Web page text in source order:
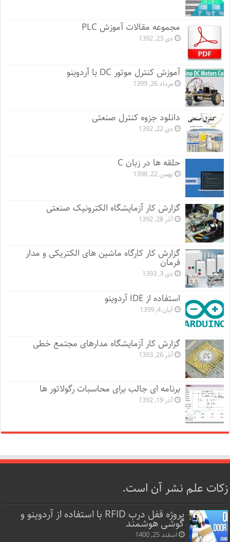
مجموعه مقالات آموزش PLC
دی 23, 1392
آموزش کنترل موتور DC با آردوینو
مرداد 26, 1399
دانلود جزوه کنترل صنعتی
دی 22, 1392
حلقه ها در زبان C
بهمن 22, 1398
گزارش کار آزمایشگاه الکترونیک صنعتی
آذر 28, 1392
گزارش کار کارگاه ماشین های الکتریکی و مدار
فرمان
دی 3, 1393
استفاده از IDE آردوینو
آبان 4, 1399
گزارش کار آزمایشگاه مدارهای مجتمع خطی
آذر 26, 1393
برنامه ای جالب برای محاسبات رگولاتور ها
آذر 19, 1392
زکات علم نشر آن است.
پروژه قفل‌ درب RFID با استفاده از آردوینو و
گوشی هوشمند
اسفند 25, 1400